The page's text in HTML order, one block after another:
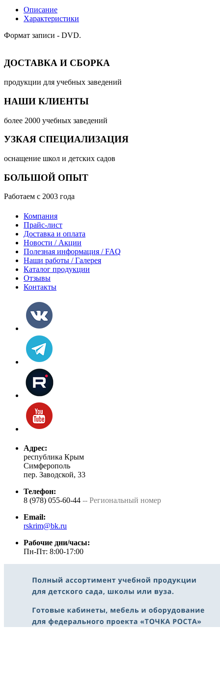
Описание
Характеристики
Формат записи - DVD.
ДОСТАВКА И СБОРКА
продукции для учебных заведений
НАШИ КЛИЕНТЫ
более 2000 учебных заведений
УЗКАЯ СПЕЦИАЛИЗАЦИЯ
оснащение школ и детских садов
БОЛЬШОЙ ОПЫТ
Работаем с 2003 года
Компания
Прайс-лист
Доставка и оплата
Новости / Акции
Полезная информация / FAQ
Наши работы / Галерея
Каталог продукции
Отзывы
Контакты
Адрес:
республика Крым
Симферополь
пер. Заводской, 33
Телефон:
8 (978) 055-60-44 -- Региональный номер
Email:
rskrim@bk.ru
Рабочие дни/часы:
Пн-Пт: 8:00-17:00